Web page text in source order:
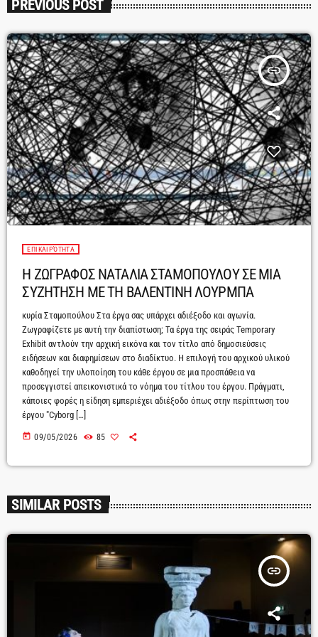
PREVIOUS POST
insert_link
ΕΠΙΚΑΙΡΌΤΗΤΑ
Η ΖΩΓΡΑΦΟΣ ΝΑΤΑΛΙΑ ΣΤΑΜΟΠΟΥΛΟΥ ΣΕ ΜΙΑ
ΣΥΖΗΤΗΣΗ ΜΕ ΤΗ ΒΑΛΕΝΤΙΝΗ ΛΟΥΡΜΠΑ
κυρία Σταμοπούλου Στα έργα σας υπάρχει αδιέξοδο και αγωνία.
Ζωγραφίζετε με αυτή την διαπίστωση; Τα έργα της σειράς Temporary
Exhibit αντλούν την αρχική εικόνα και τον τίτλο από δημοσιεύσεις
ειδήσεων και διαφημίσεων στο διαδίκτυο. Η επιλογή του αρχικού υλικού
καθοδηγεί την υλοποίηση του κάθε έργου σε μια προσπάθεια να
προσεγγιστεί απεικονιστικά το νόημα του τίτλου του έργου. Πράγματι,
κάποιες φορές η είδηση εμπεριέχει αδιέξοδο όπως στην περίπτωση του
έργου "Cyborg […]
today 09/05/2026 85
SIMILAR POSTS
insert_link